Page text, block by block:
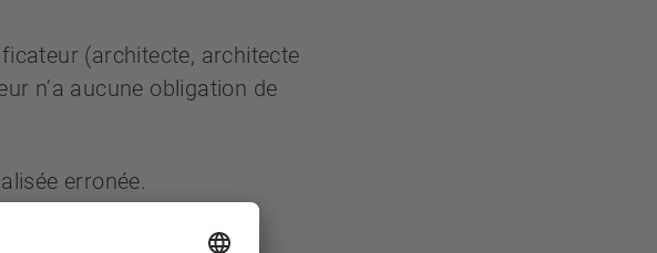
(architecte, architecte
n’a aucune obligation de
erronée.